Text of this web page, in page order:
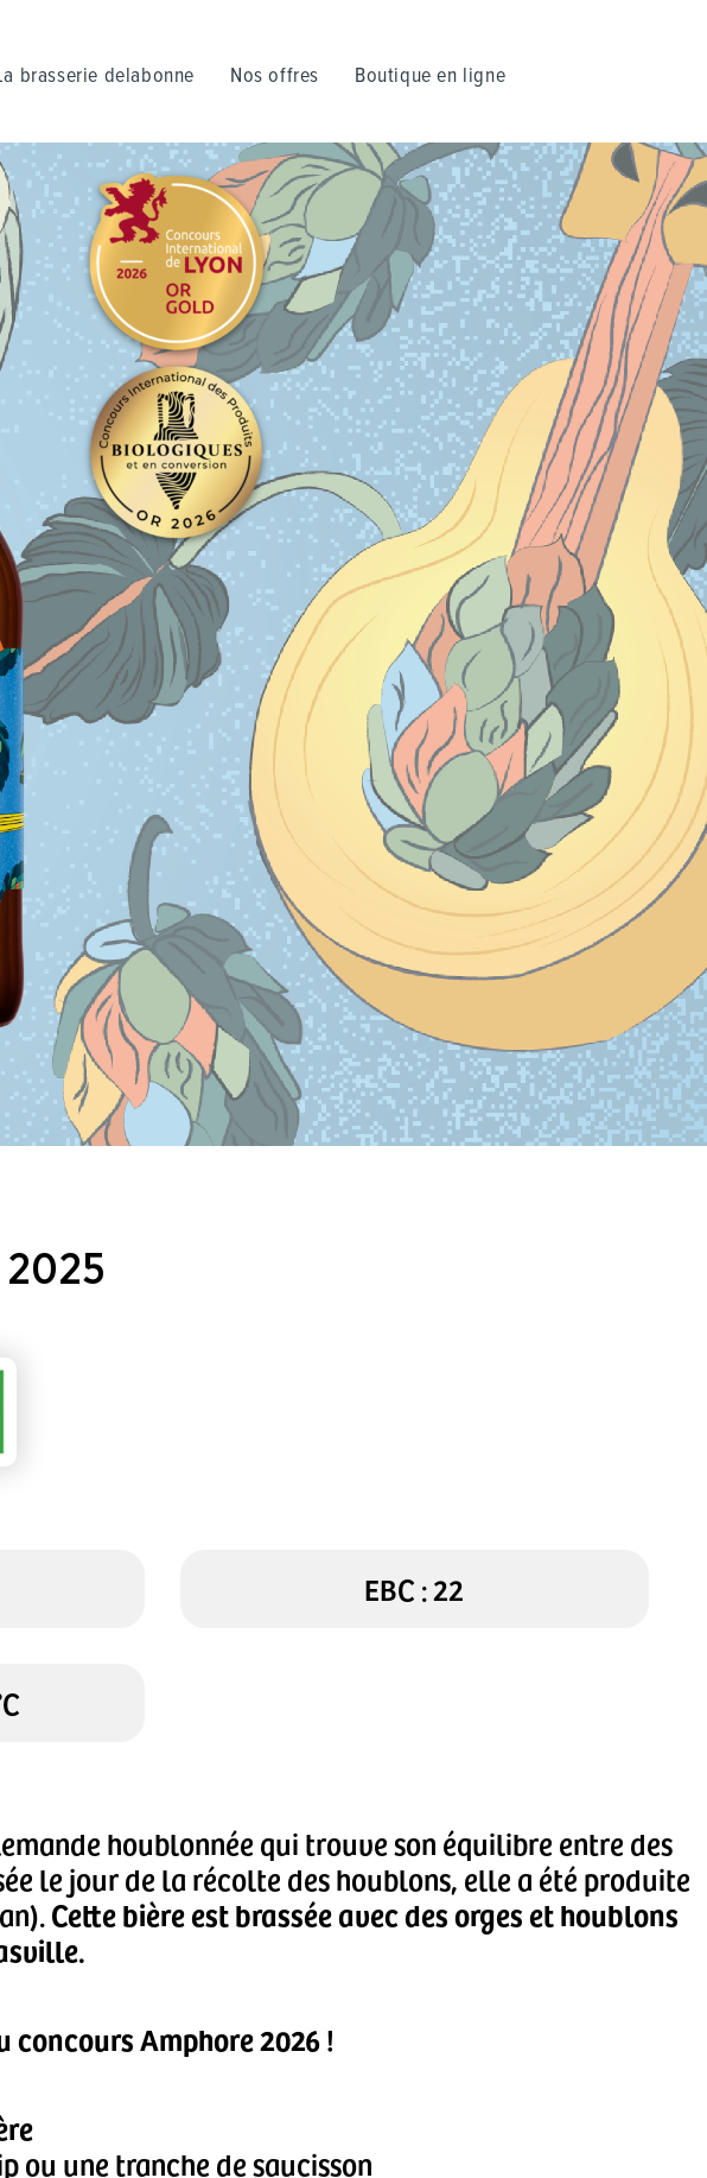
brasserie delabonne Nos offres Boutique en ligne
2025
EBC : 22
houblonnée qui trouve son équilibre entre des
le jour de la récolte des houblons, elle a été produite
Cette bière est brassée avec des orges et houblons
concours Amphore 2026 !
ou une tranche de saucisson